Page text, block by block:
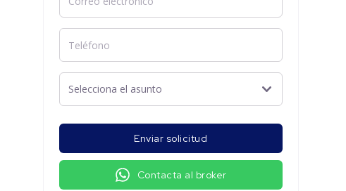
Enviar solicitud
Contacta al broker